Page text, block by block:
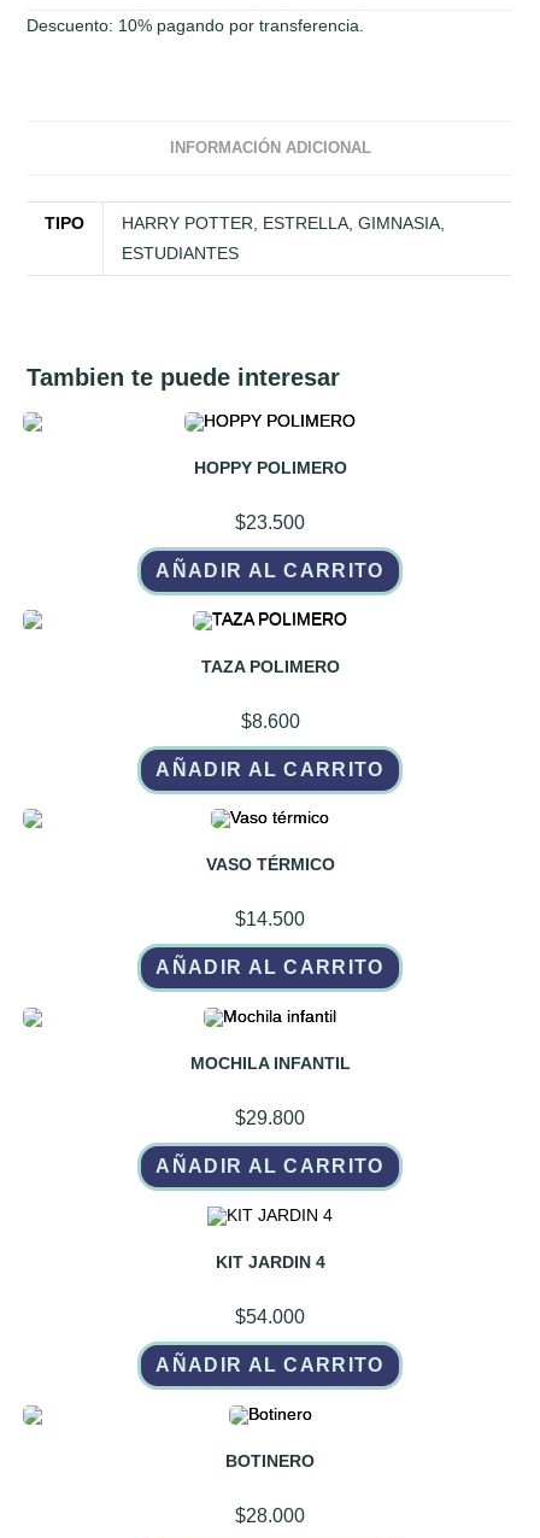
Descuento: 10% pagando por transferencia.
INFORMACIÓN ADICIONAL
TIPO
HARRY POTTER, ESTRELLA, GIMNASIA,
ESTUDIANTES
Tambien te puede interesar
HOPPY POLIMERO
$23.500
AÑADIR AL CARRITO
TAZA POLIMERO
$8.600
AÑADIR AL CARRITO
VASO TÉRMICO
$14.500
AÑADIR AL CARRITO
MOCHILA INFANTIL
$29.800
AÑADIR AL CARRITO
KIT JARDIN 4
$54.000
AÑADIR AL CARRITO
BOTINERO
$28.000